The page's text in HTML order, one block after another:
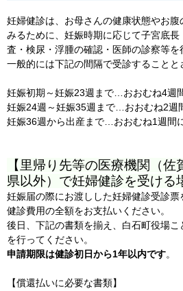
妊婦健診は、お母さんの健康状態やお
みるために、妊娠時期に応じて子宮底
査・検尿・浮腫の確認・医師の診察等を
一般的には下記の間隔で受診することと
妊娠初期～妊娠23週まで…おおむね4週
妊娠24週～妊娠35週まで…おおむね2週
妊娠36週から出産まで…おおむね1週間
【里帰り先等の医療機関（
県以外）で妊婦健診を受ける
妊娠届の際にお渡しした妊婦健診受診票
健診費用の全額をお支払いください。
後日、下記の書類を揃え、白石町役場こ
を行ってください。
申請期限は健診初日から1年以内です。
【償還払いに必要な書類】